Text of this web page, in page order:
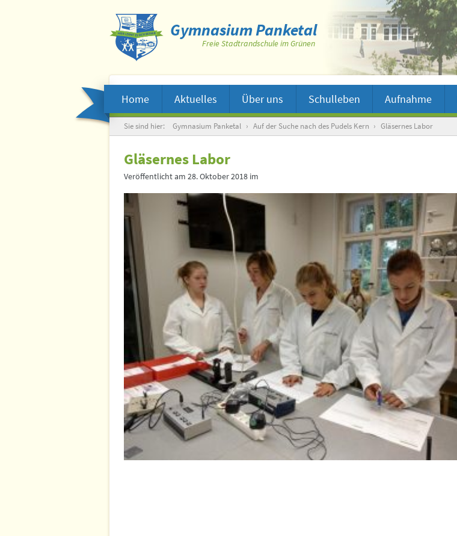
Gymnasium Panketal
Freie Stadtrandschule im Grünen
Home Aktuelles Über uns Schulleben Aufnahme
Suche
Sie sind hier: Gymnasium Panketal › Auf der Suche nach des Pudels Kern › Gläsernes Labor
Gläsernes Labor
Veröffentlicht am 28. Oktober 2018 im